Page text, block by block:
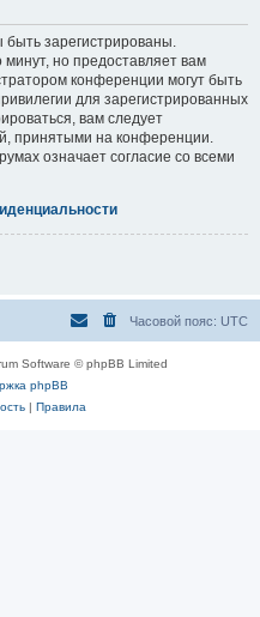
зарегистрированы.
минут, но предоставляет вам
конференции могут быть
для зарегистрированных
вам следует
принятыми на конференции.
означает согласие со всеми
Часовой пояс: UTC
Software © phpBB Limited
phpBB
| Правила